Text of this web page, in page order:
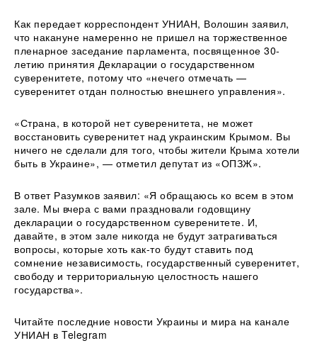
Как передает корреспондент УНИАН, Волошин заявил,
что накануне намеренно не пришел на торжественное
пленарное заседание парламента, посвященное 30-
летию принятия Декларации о государственном
суверенитете, потому что «нечего отмечать —
суверенитет отдан полностью внешнего управления».
«Страна, в которой нет суверенитета, не может
восстановить суверенитет над украинским Крымом. Вы
ничего не сделали для того, чтобы жители Крыма хотели
быть в Украине», — отметил депутат из «ОПЗЖ».
В ответ Разумков заявил: «Я обращаюсь ко всем в этом
зале. Мы вчера с вами праздновали годовщину
декларации о государственном суверенитете. И,
давайте, в этом зале никогда не будут затрагиваться
вопросы, которые хоть как-то будут ставить под
сомнение независимость, государственный суверенитет,
свободу и территориальную целостность нашего
государства».
Читайте последние новости Украины и мира на канале
УНИАН в Telegram